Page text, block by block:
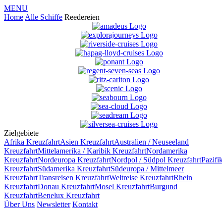
MENU
Home Alle Schiffe Reedereien
Zielgebiete
Afrika KreuzfahrtAsien KreuzfahrtAustralien / Neuseeland
KreuzfahrtMittelamerika / Karibik KreuzfahrtNordamerika
KreuzfahrtNordeuropa KreuzfahrtNordpol / Südpol Kreuzfahrt
KreuzfahrtSüdamerika KreuzfahrtSüdeuropa / Mittelmeer
KreuzfahrtTransreisen KreuzfahrtWeltreise KreuzfahrtRhein
KreuzfahrtDonau KreuzfahrtMosel KreuzfahrtBurgund
KreuzfahrtBenelux Kreuzfahrt
Über Uns Newsletter Kontakt